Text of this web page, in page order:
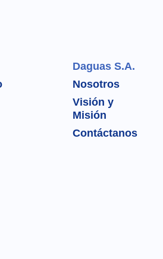
Daguas S.A.
Nosotros
Visión y
Misión
Contáctanos